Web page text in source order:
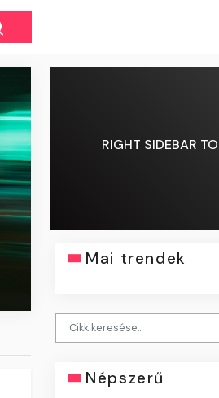
füsttel lángolt egy autó
úton
RIGHT SIDEBAR
Mai trendek
Népszerű